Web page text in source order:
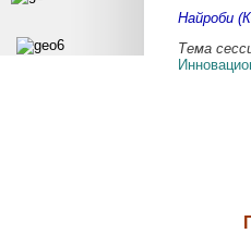
Найроби
Тема